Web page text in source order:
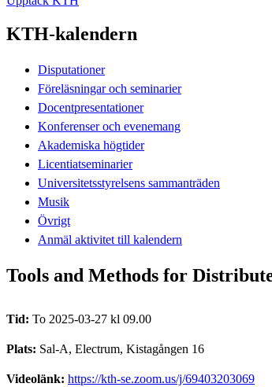
KTH-kalendern
Disputationer
Föreläsningar och seminarier
Docentpresentationer
Konferenser och evenemang
Akademiska högtider
Licentiatseminarier
Universitetsstyrelsens sammanträden
Musik
Övrigt
Anmäl aktivitet till kalendern
Tools and Methods for
Tid: To 2025-03-27 kl 09.00
Plats: Sal-A, Electrum, Kistagången 16
Videolänk: https://kth-se.zoom.us/j/69403203069